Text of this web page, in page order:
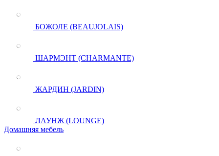
БОЖОЛЕ (BEAUJOLAIS)
ШАРМЭНТ (CHARMANTE)
ЖАРДИН (JARDIN)
ЛАУНЖ (LOUNGE)
Домашняя мебель